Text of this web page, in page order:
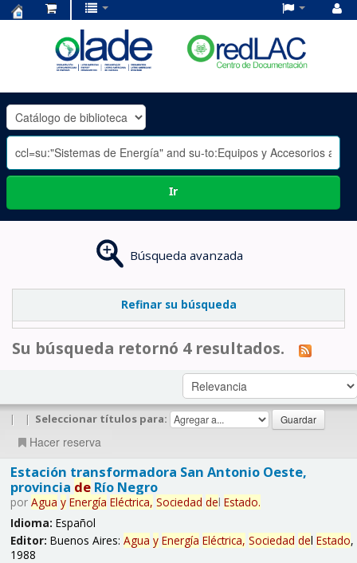
OLADE
-
Ir
Búsqueda avanzada
Refinar su búsqueda
Su búsqueda retornó 4 resultados.
| | Seleccionar títulos para:
Hacer reserva
Estación transformadora San Antonio Oeste,
provincia deRío Negro
por Agua y Energía Eléctrica, Sociedad del Estado.
Idioma: Español
Editor: Buenos Aires: Agua y Energía Eléctrica, Sociedad del Estado,
1988